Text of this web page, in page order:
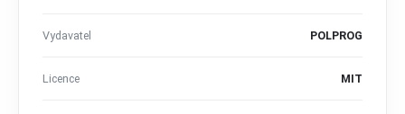
Vydavatel POLPROG
Licence MIT